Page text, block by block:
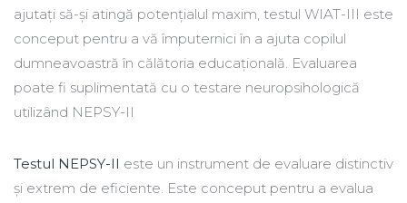
ajutați să-și atingă potențialul maxim, testul WIAT-III este
conceput pentru a vă împuternici în a ajuta copilul
dumneavoastră în călătoria educațională. Evaluarea
poate fi suplimentată cu o testare neuropsihologică
utilizând NEPSY-II
Testul NEPSY-II este un instrument de evaluare distinctiv
și extrem de eficiente. Este conceput pentru a evalua